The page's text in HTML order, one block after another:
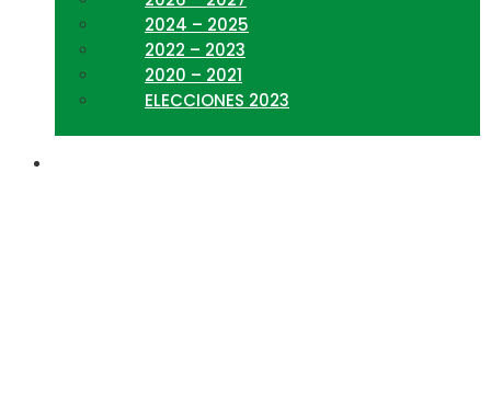
2024 – 2025
2022 – 2023
2020 – 2021
ELECCIONES 2023